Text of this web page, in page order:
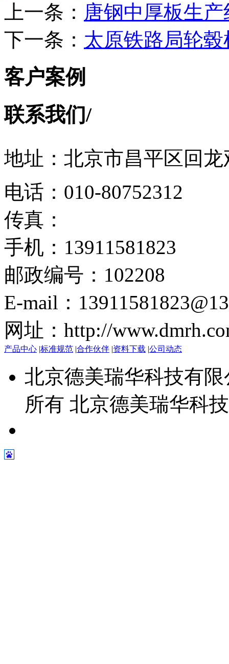
上一条： 唐钢中厚板生
下一条： 太原铁路局轮
客户案例
联系我们/
地址：北京市昌平区回
电话：010-80752312
传真：
手机：13911581823
邮政编号：102208
E-mail：
网址：http://
产品中心 |标准规范 |合作伙伴 |资料下载 |公司动态
北京德美瑞华科技有限
所有 北京德美瑞华科